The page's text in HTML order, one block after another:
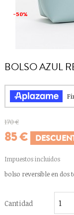
-50%
-50%
BOLSO AZUL
170 €
85 €
Impuestos incluidos
bolso reversible en dos
Cantidad